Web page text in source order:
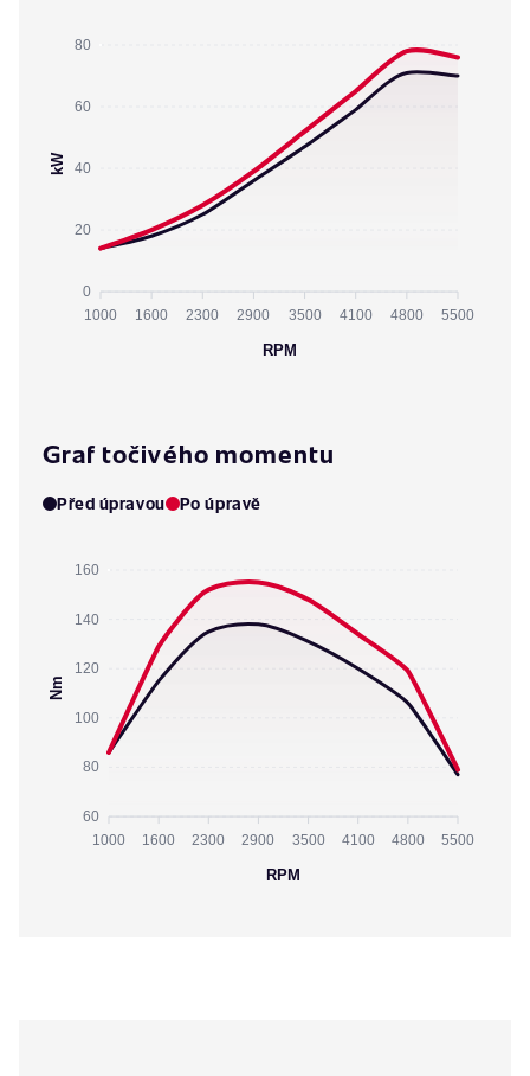
80
60
40
20
0
kW
1000 1600 2300 2900 3500 4100 4800 5500
RPM
Graf točivého momentu
Před úpravou Po úpravě
160
140
120
100
80
60
Nm
1000 1600 2300 2900 3500 4100 4800 5500
RPM